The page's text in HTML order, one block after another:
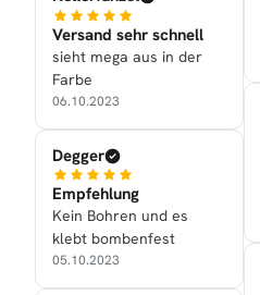
Versand sehr schnell
sieht mega aus in der
Farbe
06.10.2023
Degger
Empfehlung
Kein Bohren und es
klebt bombenfest
05.10.2023